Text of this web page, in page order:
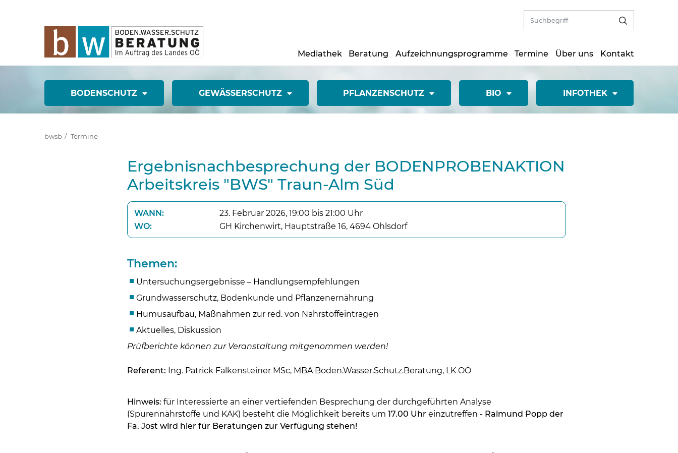
Mediathek Beratung Aufzeichnungsprogramme Termine Über uns Kontakt
BODENSCHUTZ GEWÄSSERSCHUTZ PFLANZENSCHUTZ BIO INFOTHEK
bwsb Termine
Ergebnisnachbesprechung der BODENPROBENAKTION
Arbeitskreis "BWS" Traun-Alm Süd
WANN:
23. Februar 2026, 19:00 bis 21:00 Uhr
WO:
GH Kirchenwirt, Hauptstraße 16, 4694 Ohlsdorf
Themen:
Untersuchungsergebnisse – Handlungsempfehlungen
Grundwasserschutz, Bodenkunde und Pflanzenernährung
Humusaufbau, Maßnahmen zur red. von Nährstoffeinträgen
Aktuelles, Diskussion
Prüfberichte können zur Veranstaltung mitgenommen werden!
Referent: Ing. Patrick Falkensteiner MSc, MBA Boden.Wasser.Schutz.Beratung, LK OÖ
Hinweis: für Interessierte an einer vertiefenden Besprechung der durchgeführten Analyse
(Spurennährstoffe und KAK) besteht die Möglichkeit bereits um17.00 Uhr einzutreffen - Raimund Popp der
Fa. Jost wird hier für Beratungen zur Verfügung stehen!